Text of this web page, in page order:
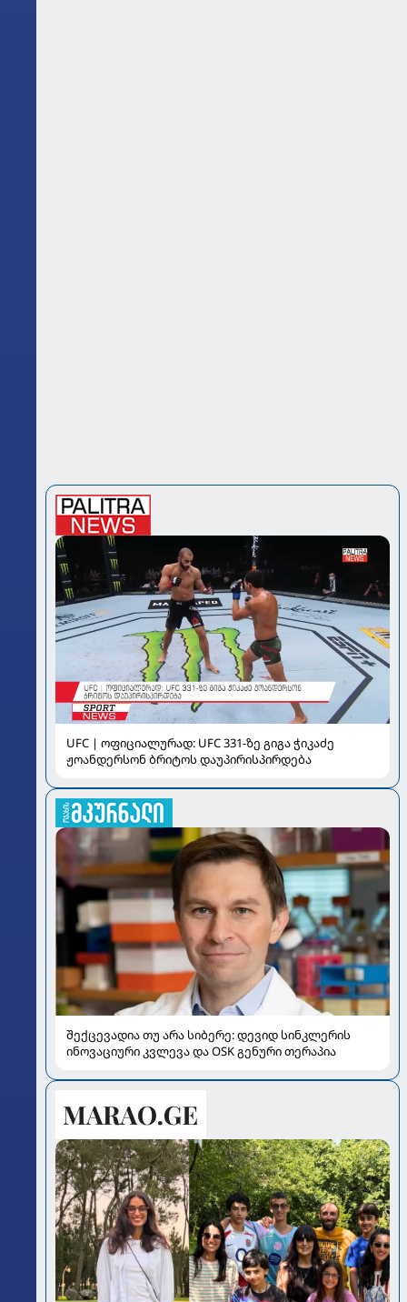
UFC | ოფიციალურად: UFC 331-ზე გიგა ჭიკაძე
ჟოანდერსონ ბრიტოს დაუპირისპირდება
შექცევადია თუ არა სიბერე: დევიდ სინკლერის
ინოვაციური კვლევა და OSK გენური თერაპია